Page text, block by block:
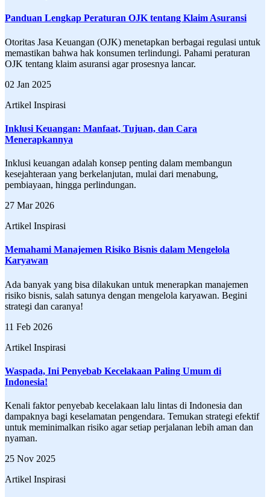
Panduan Lengkap Peraturan OJK tentang Klaim Asuransi
Otoritas Jasa Keuangan (OJK) menetapkan berbagai regulasi untuk
memastikan bahwa hak konsumen terlindungi. Pahami peraturan
OJK tentang klaim asuransi agar prosesnya lancar.
02 Jan 2025
Artikel Inspirasi
Inklusi Keuangan: Manfaat, Tujuan, dan Cara
Menerapkannya
Inklusi keuangan adalah konsep penting dalam membangun
kesejahteraan yang berkelanjutan, mulai dari menabung,
pembiayaan, hingga perlindungan.
27 Mar 2026
Artikel Inspirasi
Memahami Manajemen Risiko Bisnis dalam Mengelola
Karyawan
Ada banyak yang bisa dilakukan untuk menerapkan manajemen
risiko bisnis, salah satunya dengan mengelola karyawan. Begini
strategi dan caranya!
11 Feb 2026
Artikel Inspirasi
Waspada, Ini Penyebab Kecelakaan Paling Umum di
Indonesia!
Kenali faktor penyebab kecelakaan lalu lintas di Indonesia dan
dampaknya bagi keselamatan pengendara. Temukan strategi efektif
untuk meminimalkan risiko agar setiap perjalanan lebih aman dan
nyaman.
25 Nov 2025
Artikel Inspirasi